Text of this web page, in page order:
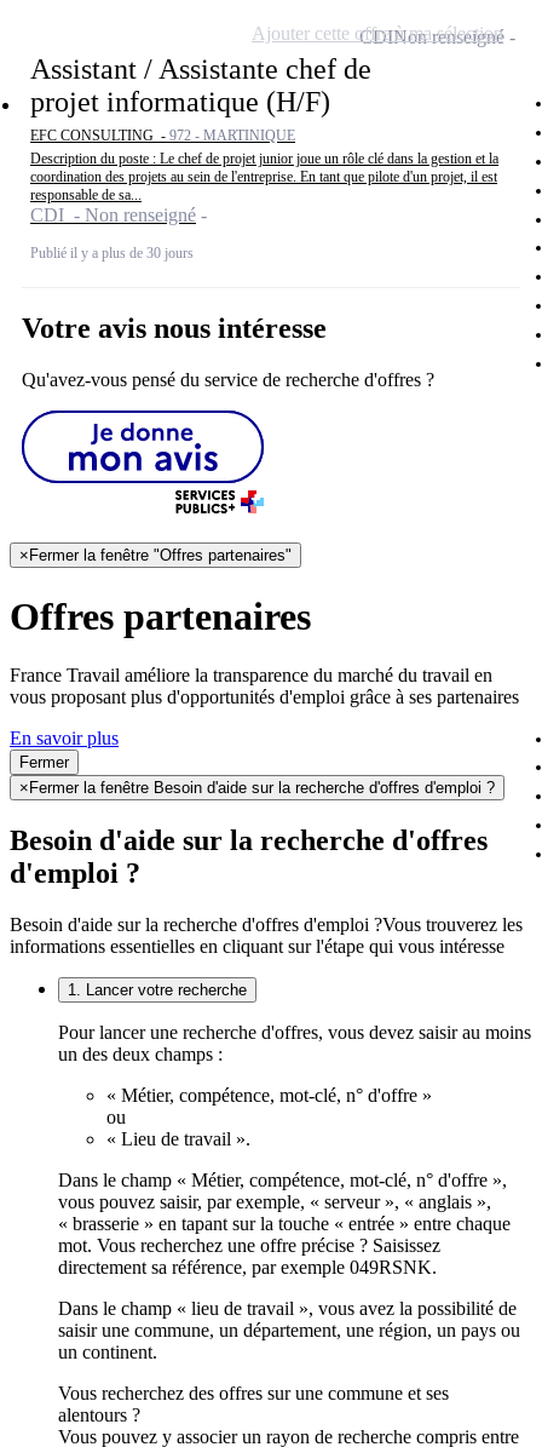
Assistant / Assistante chef de
projet informatique (H/F)
EFC CONSULTING - 972 - MARTINIQUE
Description du poste : Le chef de projet junior joue un rôle clé dans la gestion et la
coordination des projets au sein de l'entreprise. En tant que pilote d'un projet, il est
responsable de sa...
CDI - Non renseigné
Publié il y a plus de 30 jours
CDINon renseigné
Ajouter cette offre à ma sélection
Votre avis nous intéresse
Qu'avez-vous pensé du service de recherche d'offres ?
× Fermer la fenêtre "Offres partenaires"
Offres partenaires
France Travail améliore la transparence du marché du travail en
vous proposant plus d'opportunités d'emploi grâce à ses partenaires
En savoir plus
Fermer
× Fermer la fenêtre Besoin d'aide sur la recherche d'offres d'emploi ?
Besoin d'aide sur la recherche d'offres
d'emploi ?
Besoin d'aide sur la recherche d'offres d'emploi ?Vous trouverez les
informations essentielles en cliquant sur l'étape qui vous intéresse
1. Lancer votre recherche
Pour lancer une recherche d'offres, vous devez saisir au moins
un des deux champs :
« Métier, compétence, mot-clé, n° d'offre »
ou
« Lieu de travail ».
Dans le champ « Métier, compétence, mot-clé, n° d'offre »,
vous pouvez saisir, par exemple, « serveur », « anglais »,
« brasserie » en tapant sur la touche « entrée » entre chaque
mot. Vous recherchez une offre précise ? Saisissez
directement sa référence, par exemple 049RSNK.
Dans le champ « lieu de travail », vous avez la possibilité de
saisir une commune, un département, une région, un pays ou
un continent.
Vous recherchez des offres sur une commune et ses
alentours ?
Vous pouvez y associer un rayon de recherche compris entre